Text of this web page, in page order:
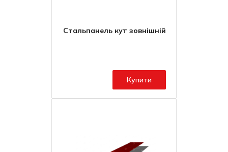
Стальпанель кут зовнішній
Купити